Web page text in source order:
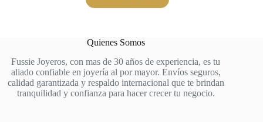
Quienes Somos
Fussie Joyeros, con mas de 30 años de experiencia, es tu
aliado confiable en joyería al por mayor. Envíos seguros,
calidad garantizada y respaldo internacional que te brindan
tranquilidad y confianza para hacer crecer tu negocio.